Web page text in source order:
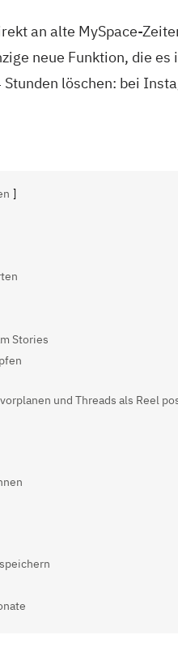
an alte MySpace-
neue Funktion, die
löschen: bei
Stories
und Threads als Reel